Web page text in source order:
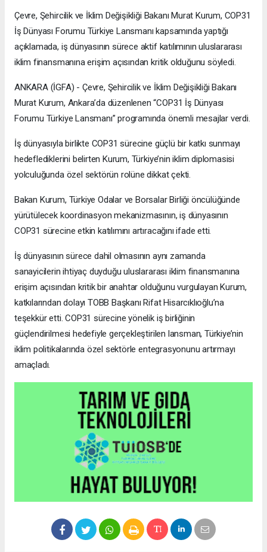
Çevre, Şehircilik ve İklim Değişikliği Bakanı Murat Kurum, COP31
İş Dünyası Forumu Türkiye Lansmanı kapsamında yaptığı
açıklamada, iş dünyasının sürece aktif katılımının uluslararası
iklim finansmanına erişim açısından kritik olduğunu söyledi.
ANKARA (İGFA) - Çevre, Şehircilik ve İklim Değişikliği Bakanı
Murat Kurum, Ankara’da düzenlenen “COP31 İş Dünyası
Forumu Türkiye Lansmanı” programında önemli mesajlar verdi.
İş dünyasıyla birlikte COP31 sürecine güçlü bir katkı sunmayı
hedeflediklerini belirten Kurum, Türkiye’nin iklim diplomasisi
yolculuğunda özel sektörün rolüne dikkat çekti.
Bakan Kurum, Türkiye Odalar ve Borsalar Birliği öncülüğünde
yürütülecek koordinasyon mekanizmasının, iş dünyasının
COP31 sürecine etkin katılımını artıracağını ifade etti.
İş dünyasının sürece dahil olmasının aynı zamanda
sanayicilerin ihtiyaç duyduğu uluslararası iklim finansmanına
erişim açısından kritik bir anahtar olduğunu vurgulayan Kurum,
katkılarından dolayı TOBB Başkanı Rifat Hisarcıklıoğlu’na
teşekkür etti. COP31 sürecine yönelik iş birliğinin
güçlendirilmesi hedefiyle gerçekleştirilen lansman, Türkiye’nin
iklim politikalarında özel sektörle entegrasyonunu artırmayı
amaçladı.